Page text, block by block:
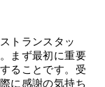
トランスタッ
まず最初に重要
ることです。受
に感謝の気持ち